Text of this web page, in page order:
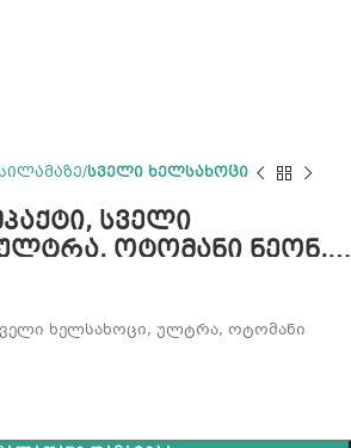
სველი ხელსახოცი
სველი
ოტომანი ნეონ,
ხელსახოცი, ულტრა, ოტომანი